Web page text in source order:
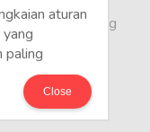
aturan
paling
wajib
kartu
juga foto
Close
sudut pandang